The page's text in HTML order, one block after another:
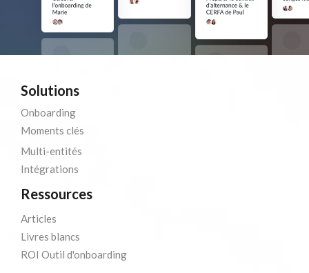
Solutions
Onboarding
Moments clés
Multi-entités
Intégrations
Ressources
Articles
Livres blancs
ROI Outil d'onboarding